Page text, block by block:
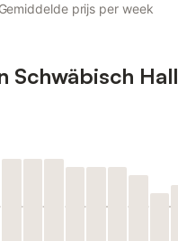
Gemiddelde prijs per week
Schwäbisch Hall